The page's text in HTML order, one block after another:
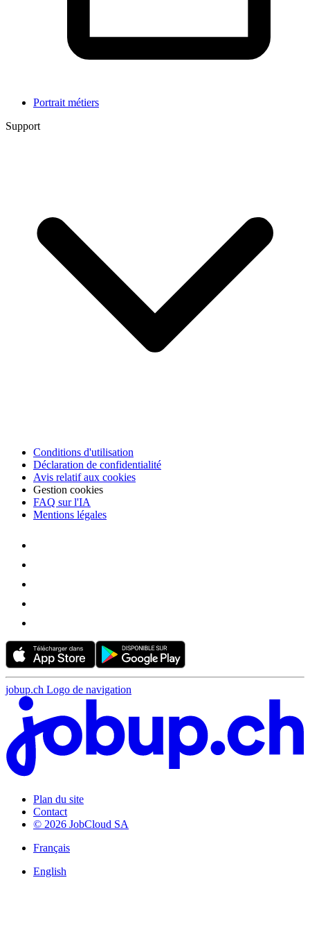
Portrait métiers
Support
Conditions d'utilisation
Déclaration de confidentialité
Avis relatif aux cookies
Gestion cookies
FAQ sur l'IA
Mentions légales
jobup.ch Logo de navigation
Plan du site
Contact
© 2026 JobCloud SA
Français
English